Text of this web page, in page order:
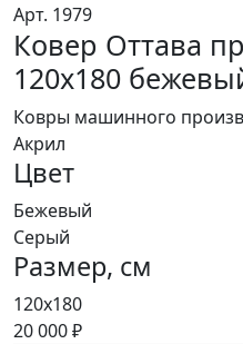
Арт. 1979
Ковер Оттава
120x180
Ковры машинного
Акрил
Цвет
Бежевый
Серый
Размер, см
120x180
20 000 ₽